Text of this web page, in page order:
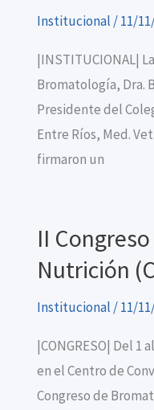
Institucional /11/
|INSTITUCIONAL|
Bromatología, Dra.
Presidente del
Entre Ríos, Med.
firmaron un
II
Nutrición
Institucional/11/
|CONGRESO| Del 1
en el Centro de
Congreso de